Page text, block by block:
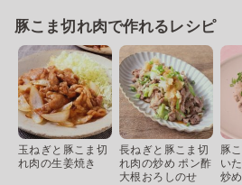
豚こま切れ肉で作れるレシピ
玉ねぎと豚こま切
れ肉の生姜焼き
長ねぎと豚こま切
れ肉の炒め ポン酢
大根おろしのせ
豚
い
炒め